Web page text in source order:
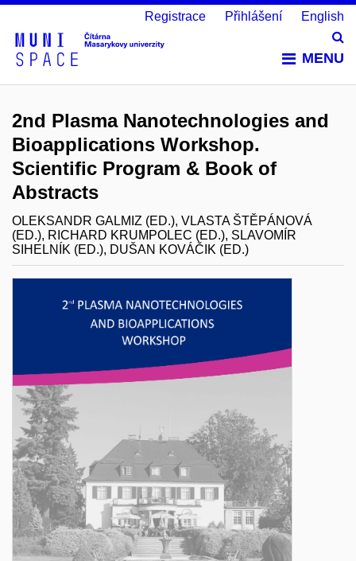
MENU
Registrace Přihlášení English
2nd Plasma Nanotechnologies and
Bioapplications Workshop.
Scientific Program & Book of
Abstracts
OLEKSANDR GALMIZ (ED.), VLASTA ŠTĚPÁNOVÁ
(ED.), RICHARD KRUMPOLEC (ED.), SLAVOMÍR
SIHELNÍK (ED.), DUŠAN KOVÁČIK (ED.)